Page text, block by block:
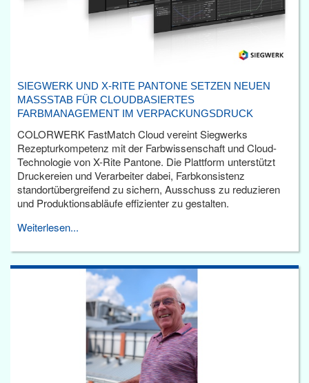
SIEGWERK UND X-RITE PANTONE SETZEN NEUEN
MASSSTAB FÜR CLOUDBASIERTES F
ARBMANAGEMENT IM VERPACKUNGSDRUCK
COLORWERK FastMatch Cloud vereint Siegwerks
Rezepturkompetenz mit der Farbwissenschaft und Cloud-
Technologie von X-Rite Pantone. Die Plattform unterstützt
Druckereien und Verarbeiter dabei, Farbkonsistenz
standortübergreifend zu sichern, Ausschuss zu reduzieren
und Produktionsabläufe effizienter zu gestalten.
Weiterlesen...